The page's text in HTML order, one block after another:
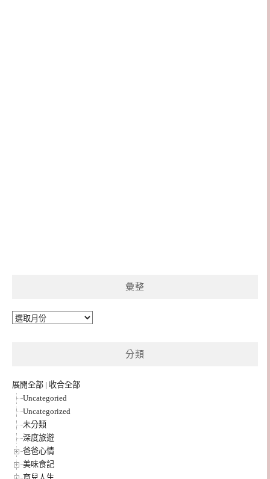
彙整
彙
分類
展開全部 | 收合全部
Uncategoried
Uncategorized
未分類
深度旅遊
爸爸心情
美味食記